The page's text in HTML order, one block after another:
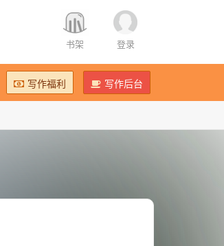
书架 登录
写作福利 写作后台